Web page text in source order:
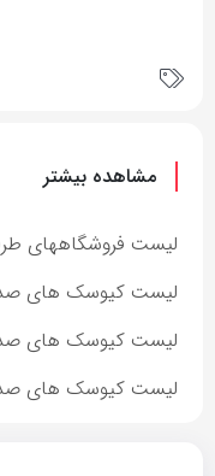
مشاهده بیشتر
لیست فروشگاههای طرف
لیست کیوسک های
لیست کیوسک های
لیست کیوسک های